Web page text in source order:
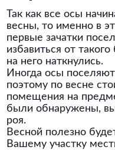
Так как все осы
весны, то именно в
первые зачатки
избавиться от
на него наткнулись.
Иногда осы
поэтому по весне
помещения на
были обнаружены,
роя.
Весной полезно
Вашему участку